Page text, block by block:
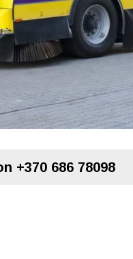
+370 686 78098